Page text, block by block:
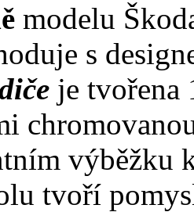
modelu
s
je tvořena
výběžku
tvoří